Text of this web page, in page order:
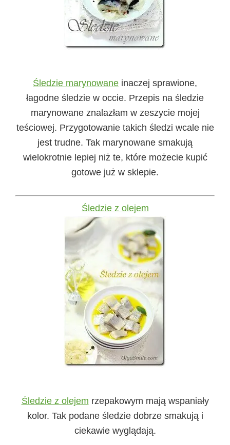
Śledzie marynowane inaczej sprawione,
łagodne śledzie w occie. Przepis na śledzie
marynowane znalazłam w zeszycie mojej
teściowej. Przygotowanie takich śledzi wcale nie
jest trudne. Tak marynowane smakują
wielokrotnie lepiej niż te, które możecie kupić
gotowe już w sklepie.
Śledzie z olejem
Śledzie z olejem rzepakowym mają wspaniały
kolor. Tak podane śledzie dobrze smakują i
ciekawie wyglądają.